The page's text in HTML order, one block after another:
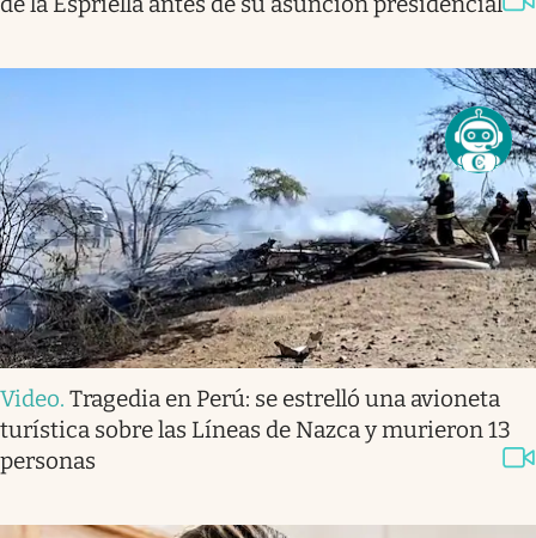
Video. Tragedia en Perú: se estrelló una avioneta
turística sobre las Líneas de Nazca y murieron 13
personas